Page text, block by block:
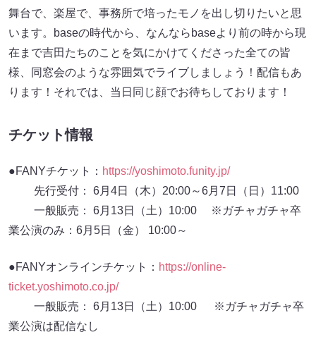
舞台で、楽屋で、事務所で培ったモノを出し切りたいと思
います。baseの時代から、なんならbaseより前の時から現
在まで吉田たちのことを気にかけてくださった全ての皆
様、同窓会のような雰囲気でライブしましょう！配信もあ
ります！それでは、当日同じ顔でお待ちしております！
チケット情報
●FANYチケット： https://yoshimoto.funity.jp/
先行受付： 6月4日（木）20:00～6月7日（日）11:00
一般販売： 6月13日（土）10:00 ※ガチャガチャ卒
業公演のみ：6月5日（金） 10:00～
●FANYオンラインチケット： https://online-
ticket.yoshimoto.co.jp/
一般販売： 6月13日（土）10:00 ※ガチャガチャ卒
業公演は配信なし